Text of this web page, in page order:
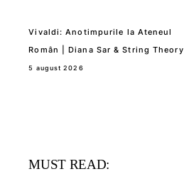
Vivaldi: Anotimpurile la Ateneul
Român | Diana Sar & String Theory
5 august 2026
MUST READ: